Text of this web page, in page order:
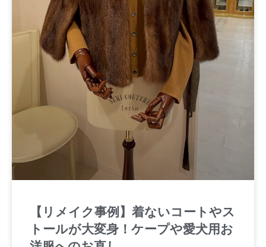
【リメイク事例】着ないコートやス
トールが大変身！ケープや愛犬用お